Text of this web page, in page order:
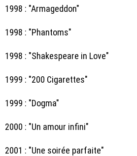
1998 : "Armageddon"
1998 : "Phantoms"
1998 : "Shakespeare in Love"
1999 : "200 Cigarettes"
1999 : "Dogma"
2000 : "Un amour infini"
2001 : "Une soirée parfaite"